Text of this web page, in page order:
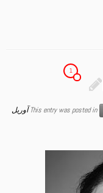
1
This entry was posted inآوریل